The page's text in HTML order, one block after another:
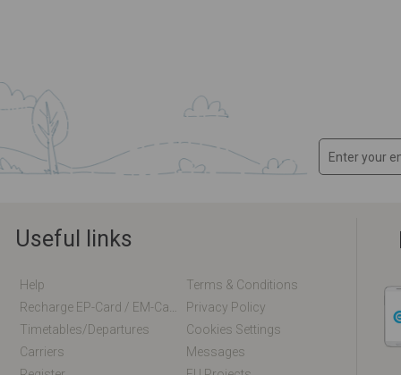
Useful links
Help
Terms & Conditions
Privacy Policy
Timetables/departures
Cookies Settings
Carriers
Messages